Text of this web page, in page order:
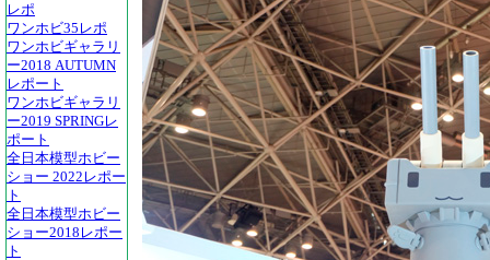
レポ
ワンホビ35レポ
ワンホビギャラリ
ー2018 AUTUMN
レポート
ワンホビギャラリ
ー2019 SPRINGレ
ポート
全日本模型ホビー
ショー 2022レポー
ト
全日本模型ホビー
ショー2018レポー
ト